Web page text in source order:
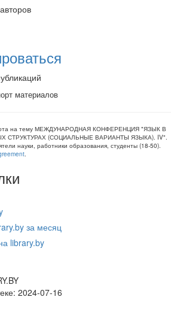
материалов
на тему МЕЖДУНАРОДНАЯ КОНФЕРЕНЦИЯ "ЯЗЫК В
(СОЦИАЛЬНЫЕ ВАРИАНТЫ ЯЗЫКА). IV".
науки, работники образования, студенты (18-50).
.
за месяц
library.by
2024-07-16